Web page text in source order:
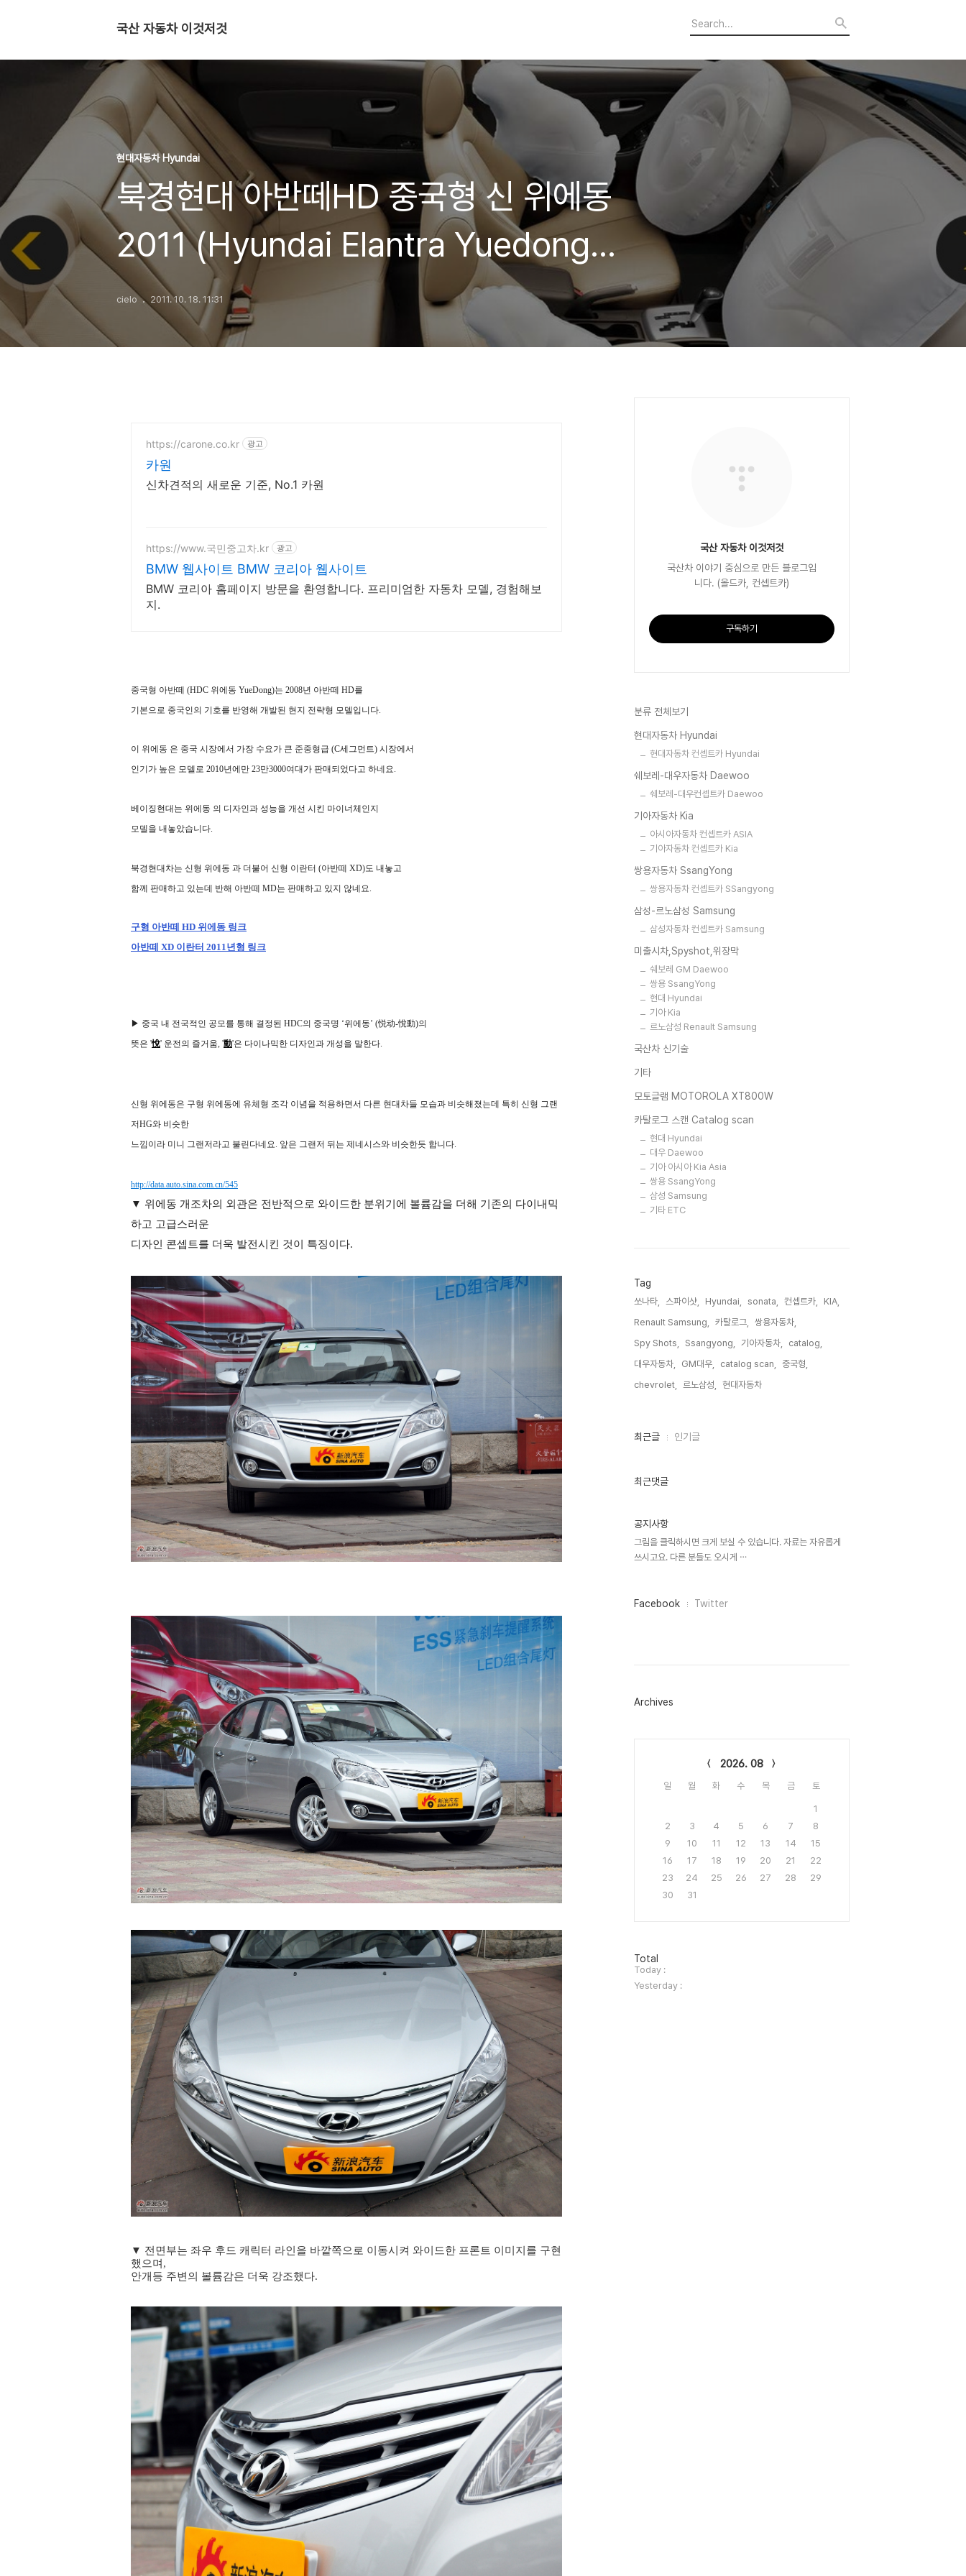
국산 자동차 이것저것
현대자동차 Hyundai
북경현대 아반떼HD 중국형 신 위에동
2011 (Hyundai Elantra Yuedong
新悦动)
cielo 2011. 10. 18. 11:31
https://carone.co.kr 광고
카원
신차견적의 새로운 기준, No.1 카원
https://www.국민중고차.kr 광고
BMW 웹사이트 BMW 코리아 웹사이트
BMW 코리아 홈페이지 방문을 환영합니다. 프리미엄한 자동차 모델, 경험해보
지.
중국형 아반떼 (HDC 위에동 YueDong)는 2008년 아반떼 HD를
기본으로 중국인의 기호를 반영해 개발된 현지 전략형 모델입니다.
이 위에동 은 중국 시장에서 가장 수요가 큰 준중형급 (C세그먼트) 시장에서
인기가 높은 모델로 2010년에만 23만3000여대가 판매되었다고 하네요.
베이징현대는 위에동 의 디자인과 성능을 개선 시킨 마이너체인지
모델을 내놓았습니다.
북경현대차는 신형 위에동 과 더불어 신형 이란터 (아반떼 XD)도 내놓고
함께 판매하고 있는데 반해 아반떼 MD는 판매하고 있지 않네요.
구형 아반떼 HD 위에동 링크
아반떼 XD 이란터 2011년형 링크
▶ 중국 내 전국적인 공모를 통해 결정된 HDC의 중국명 ‘위에동’ (悦动-悅動)의
뜻은 '悅' 운전의 즐거움, '動'은 다이나믹한 디자인과 개성을 말한다.
신형 위에동은 구형 위에동에 유체형 조각 이념을 적용하면서 다른 현대차들 모습과 비슷해졌는데 특히 신형 그랜
저HG와 비슷한
느낌이라 미니 그랜저라고 불린다네요. 앞은 그랜저 뒤는 제네시스와 비슷한듯 합니다.
http://data.auto.sina.com.cn/545
▼ 위에동 개조차의 외관은 전반적으로 와이드한 분위기에 볼륨감을 더해 기존의 다이내믹
하고 고급스러운
디자인 콘셉트를 더욱 발전시킨 것이 특징이다.
▼ 전면부는 좌우 후드 캐릭터 라인을 바깥쪽으로 이동시켜 와이드한 프론트 이미지를 구현
했으며,
안개등 주변의 볼륨감은 더욱 강조했다.
국산 자동차 이것저것
국산차 이야기 중심으로 만든 블로그입
니다. (올드카, 컨셉트카)
구독하기
분류 전체보기
현대자동차 Hyundai
현대자동차 컨셉트카 Hyundai
쉐보레-대우자동차 Daewoo
쉐보레-대우컨셉트카 Daewoo
기아자동차 Kia
아시아자동차 컨셉트카 ASIA
기아자동차 컨셉트카 Kia
쌍용자동차 SsangYong
쌍용자동차 컨셉트카 SSangyong
삼성-르노삼성 Samsung
삼성자동차 컨셉트카 Samsung
미출시차,Spyshot,위장막
쉐보레 GM Daewoo
쌍용 SsangYong
현대 Hyundai
기아 Kia
르노삼성 Renault Samsung
국산차 신기술
기타
모토글램 MOTOROLA XT800W
카탈로그 스캔 Catalog scan
현대 Hyundai
대우 Daewoo
기아 아시아 Kia Asia
쌍용 SsangYong
삼성 Samsung
기타 ETC
Tag
쏘나타, 스파이샷, Hyundai, sonata, 컨셉트카,
KIA,
Renault Samsung,
카탈로그,
쌍용자동차,
Spy Shots,
Ssangyong, 기아자동차,
catalog,
대우자동차,
GM대우, catalog scan,
중국형,
chevrolet,
르노삼성, 현대자동차,
최
인
최근글 인기글
최근댓글
공지사항
그림을 클릭하시면 크게 보실 수 있습니다. 자료는 자유롭게
쓰시고요. 다른 분들도 오시게 ⋯
페
그
Facebook Twitter
Archives
2026. 08
일 월 화 수 목 금 토
1
2
3 4 5 6 7
8
9
10 11 12 13 14
15
16
17 18 19 20 21
22
23
24 25 26 27 28
29
30
31
방
문
자
수
Total
Today :
Yesterday :